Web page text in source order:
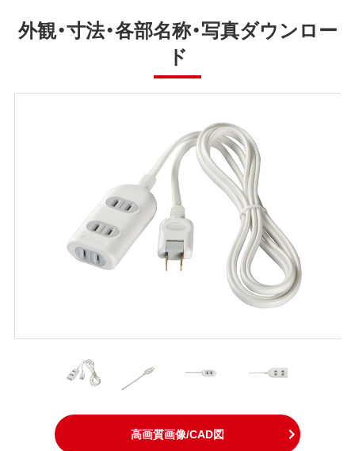
外観・寸法・各部名称・写真ダウンロー
ド
高画質画像/CAD図